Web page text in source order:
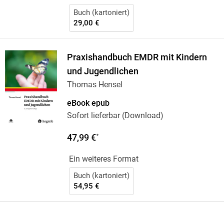
Buch (kartoniert)
29,00 €
Praxishandbuch EMDR mit Kindern
und Jugendlichen
Thomas Hensel
eBook epub
Sofort lieferbar (Download)
47,99 €*
Ein weiteres Format
Buch (kartoniert)
54,95 €